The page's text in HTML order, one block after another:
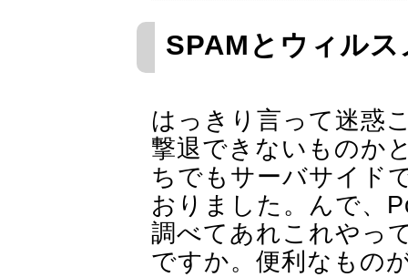
SPAMとウィルス
はっきり言って迷惑
撃退できないものか
ちでもサーバサイド
おりました。んで、
調べてあれこれやっ
ですか。便利なもの